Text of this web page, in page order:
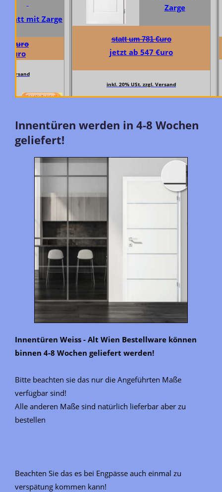
mit Zarge
Zarge
statt um 781 €uro
jetzt ab 547 €uro
inkl. 20% USt. zzgl. Versand
Innentüren werden in 4-8 Wochen
geliefert!
Innentüren Weiss - Alt Wien Bestellware können
binnen 4-8 Wochen geliefert werden!
Bitte beachten sie das nur die Angeführten Maße
verfügbar sind!
Alle anderen Maße sind natürlich lieferbar aber zu
bestellen
Beachten Sie das es bei Engpässe auch einmal zu
verspätung kommen kann!